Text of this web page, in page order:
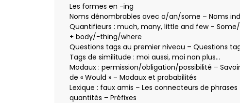
Les formes en -ing
Noms dénombrables avec a/an/some – Noms
Quantifieurs : much, many, little and few –
+ body/-thing/where
Questions tags au premier niveau – Questions
Tags de similitude : moi aussi, moi non plus…
Modaux : permission/obligation/possibilité –
de « Would » – Modaux et probabilités
Lexique : faux amis – Les connecteurs de
quantités – Préfixes